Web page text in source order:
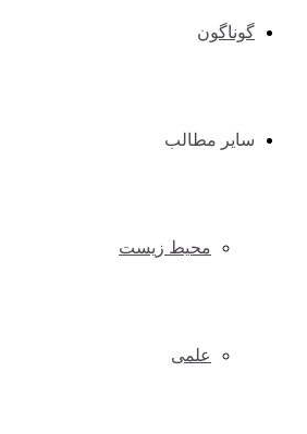
گوناگون
سایر مطالب
محیط زیست
علمی